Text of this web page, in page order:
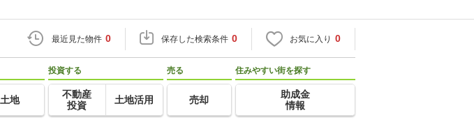
最近見た物件 0 保存した検索条件 0 お気に入り 0
土地
投資する
不動産
投資
土地活用
売る
売却
住みやすい街を探す
助成金
情報